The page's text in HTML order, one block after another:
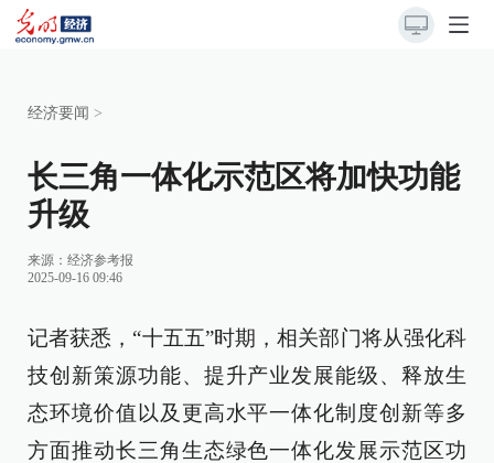
经济要闻 >
长三角一体化示范区将加快功能
升级
来源： 经济参考报
2025-09-16 09:46
记者获悉，“十五五”时期，相关部门将从强化科
技创新策源功能、提升产业发展能级、释放生
态环境价值以及更高水平一体化制度创新等多
方面推动长三角生态绿色一体化发展示范区功